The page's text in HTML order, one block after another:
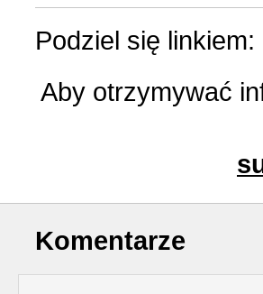
Podziel się linkiem:
Aby otrzymywać
Komentarze